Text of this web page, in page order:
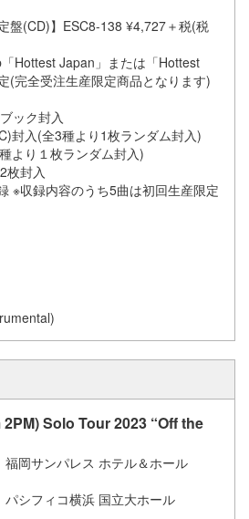
盤(CD)】ESC8-138 ¥4,727＋税(税
Hottest Japan」または「Hottest
(完全受注生産限定商品となります)
ック封入
封入(全3種より1枚ランダム封入)
より１枚ランダム封入)
枚封入
※収録内容のうち5曲は初回生産限定
2PM) Solo Tour 2023 “Off the
サンパレス ホテル＆ホール
シフィコ横浜 国立大ホール